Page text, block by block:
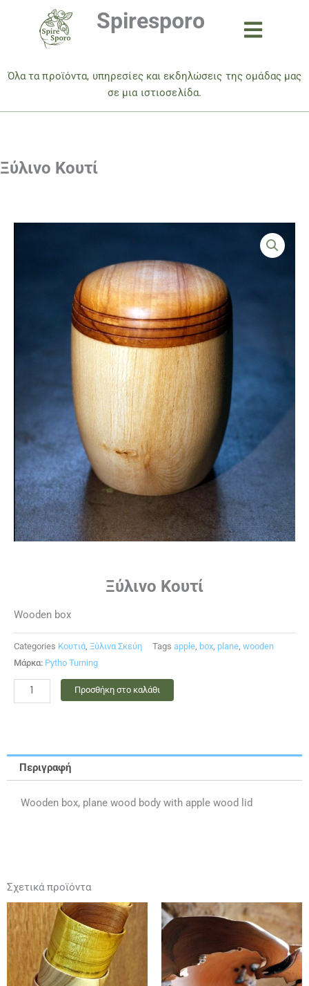
περιεχόμενο
Spiresporo
Όλα τα προϊόντα, υπηρεσίες και εκδηλώσεις της ομάδας μας
σε μια ιστιοσελίδα.
Ξύλινο Κουτί
Ξύλινο Κουτί
Wooden box
Categories Κουτιά, Ξύλινα Σκεύη Tags apple, box, plane, wooden
Μάρκα: Pytho Turning
Ξύλινο
Κουτί
Προσθήκη στο καλάθι
Περιγραφή
Wooden box, plane wood body with apple wood lid
Σχετικά προϊόντα